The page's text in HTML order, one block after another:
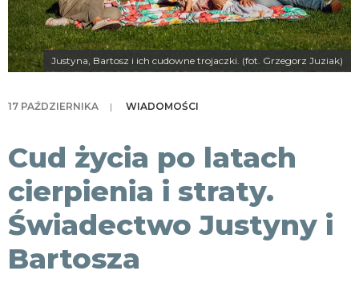
Justyna, Bartosz i ich cudowne trojaczki. (fot. Grzegorz Juziak)
17 PAŹDZIERNIKA | WIADOMOŚCI
Cud życia po latach
cierpienia i straty.
Świadectwo Justyny i
Bartosza